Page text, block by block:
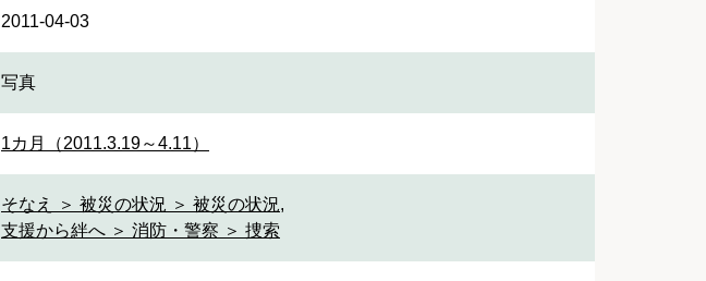
2011-04-03
写真
1カ月（2011.3.19～4.11）
そなえ ＞ 被災の状況 ＞ 被災の状況,
支援から絆へ ＞ 消防・警察 ＞ 捜索